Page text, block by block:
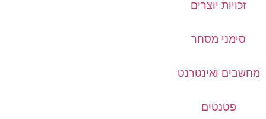
זכויות יוצרים
סימני מסחר
מחשבים ואינטרנט
פטנטים